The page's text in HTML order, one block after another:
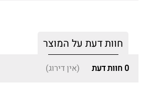
חוות דעת על המוצר
0 חוות דעת (אין דירוג)